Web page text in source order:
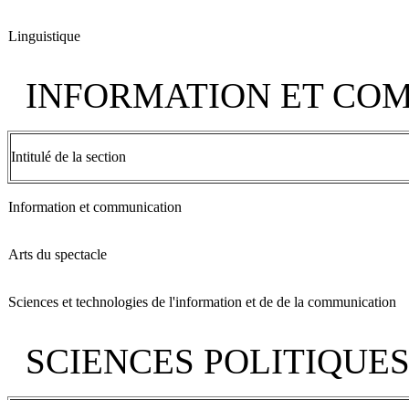
Linguistique
INFORMATION ET
Intitulé de la section
Information et communication
Arts du spectacle
Sciences et technologies de l'information et de de la communication
SCIENCES